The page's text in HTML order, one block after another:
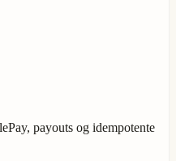
payouts og idempotente